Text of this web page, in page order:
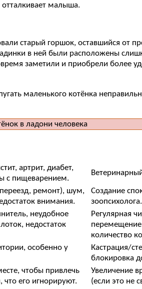
отталкивает малыша.
старый горшок, оставшийся от
в ней были расположены
заметили и приобрели
маленького котёнка
артрит, диабет,
с пищеварением.
ремонт), шум,
внимания.
Создание
зоопсихолога.
неудобное
недостаток
Регулярная
перемещение
количество
особенно у
Кастрация/
блокировка
чтобы привлечь
что его игнорируют.
Увеличение
(если это не